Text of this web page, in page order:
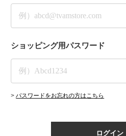
ショッピング用パスワード
>パスワードをお忘れの方はこちら